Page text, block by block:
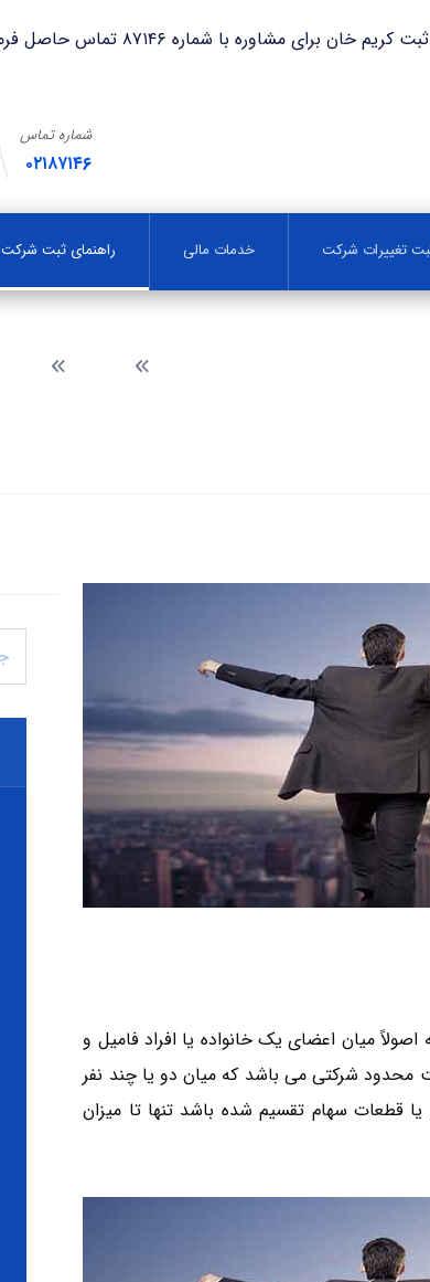
با شماره ۸۷۱۴۶ تماس حاصل فرمایید.
شماره تماس
۰۲۱۸۷۱۴۶
تغییرات شرکت خدمات مالی راهنمای ثبت شرکت
میان اعضای یک خانواده یا افراد فامیل و
تجارت،شرکت با مسئولیت محدود شرکتی می باشد که میان دو یا چند نفر
قطعات سهام تقسیم شده باشد تنها تا میزان